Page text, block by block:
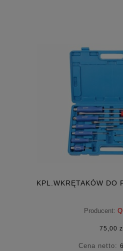
KPL.WKRĘTAKÓW DO
Producent:
75,00
Cena netto: